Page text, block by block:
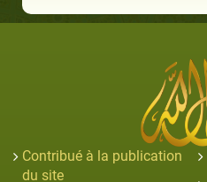
Contribué à la publication
du site